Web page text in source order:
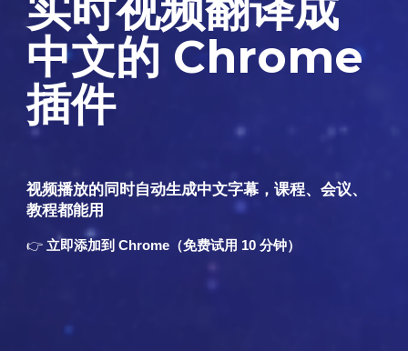
中文的 Chrome
插件
视频播放的同时自动生成中文字幕，课程、会议、
教程都能用
👉 立即添加到 Chrome（免费试用 10 分钟）